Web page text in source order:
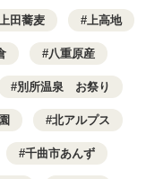
田蕎麦 上高地
八重原産
別所温泉 お祭り
北アルプス
千曲市あんず